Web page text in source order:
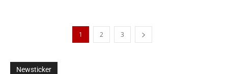
1 2 3
Newsticker